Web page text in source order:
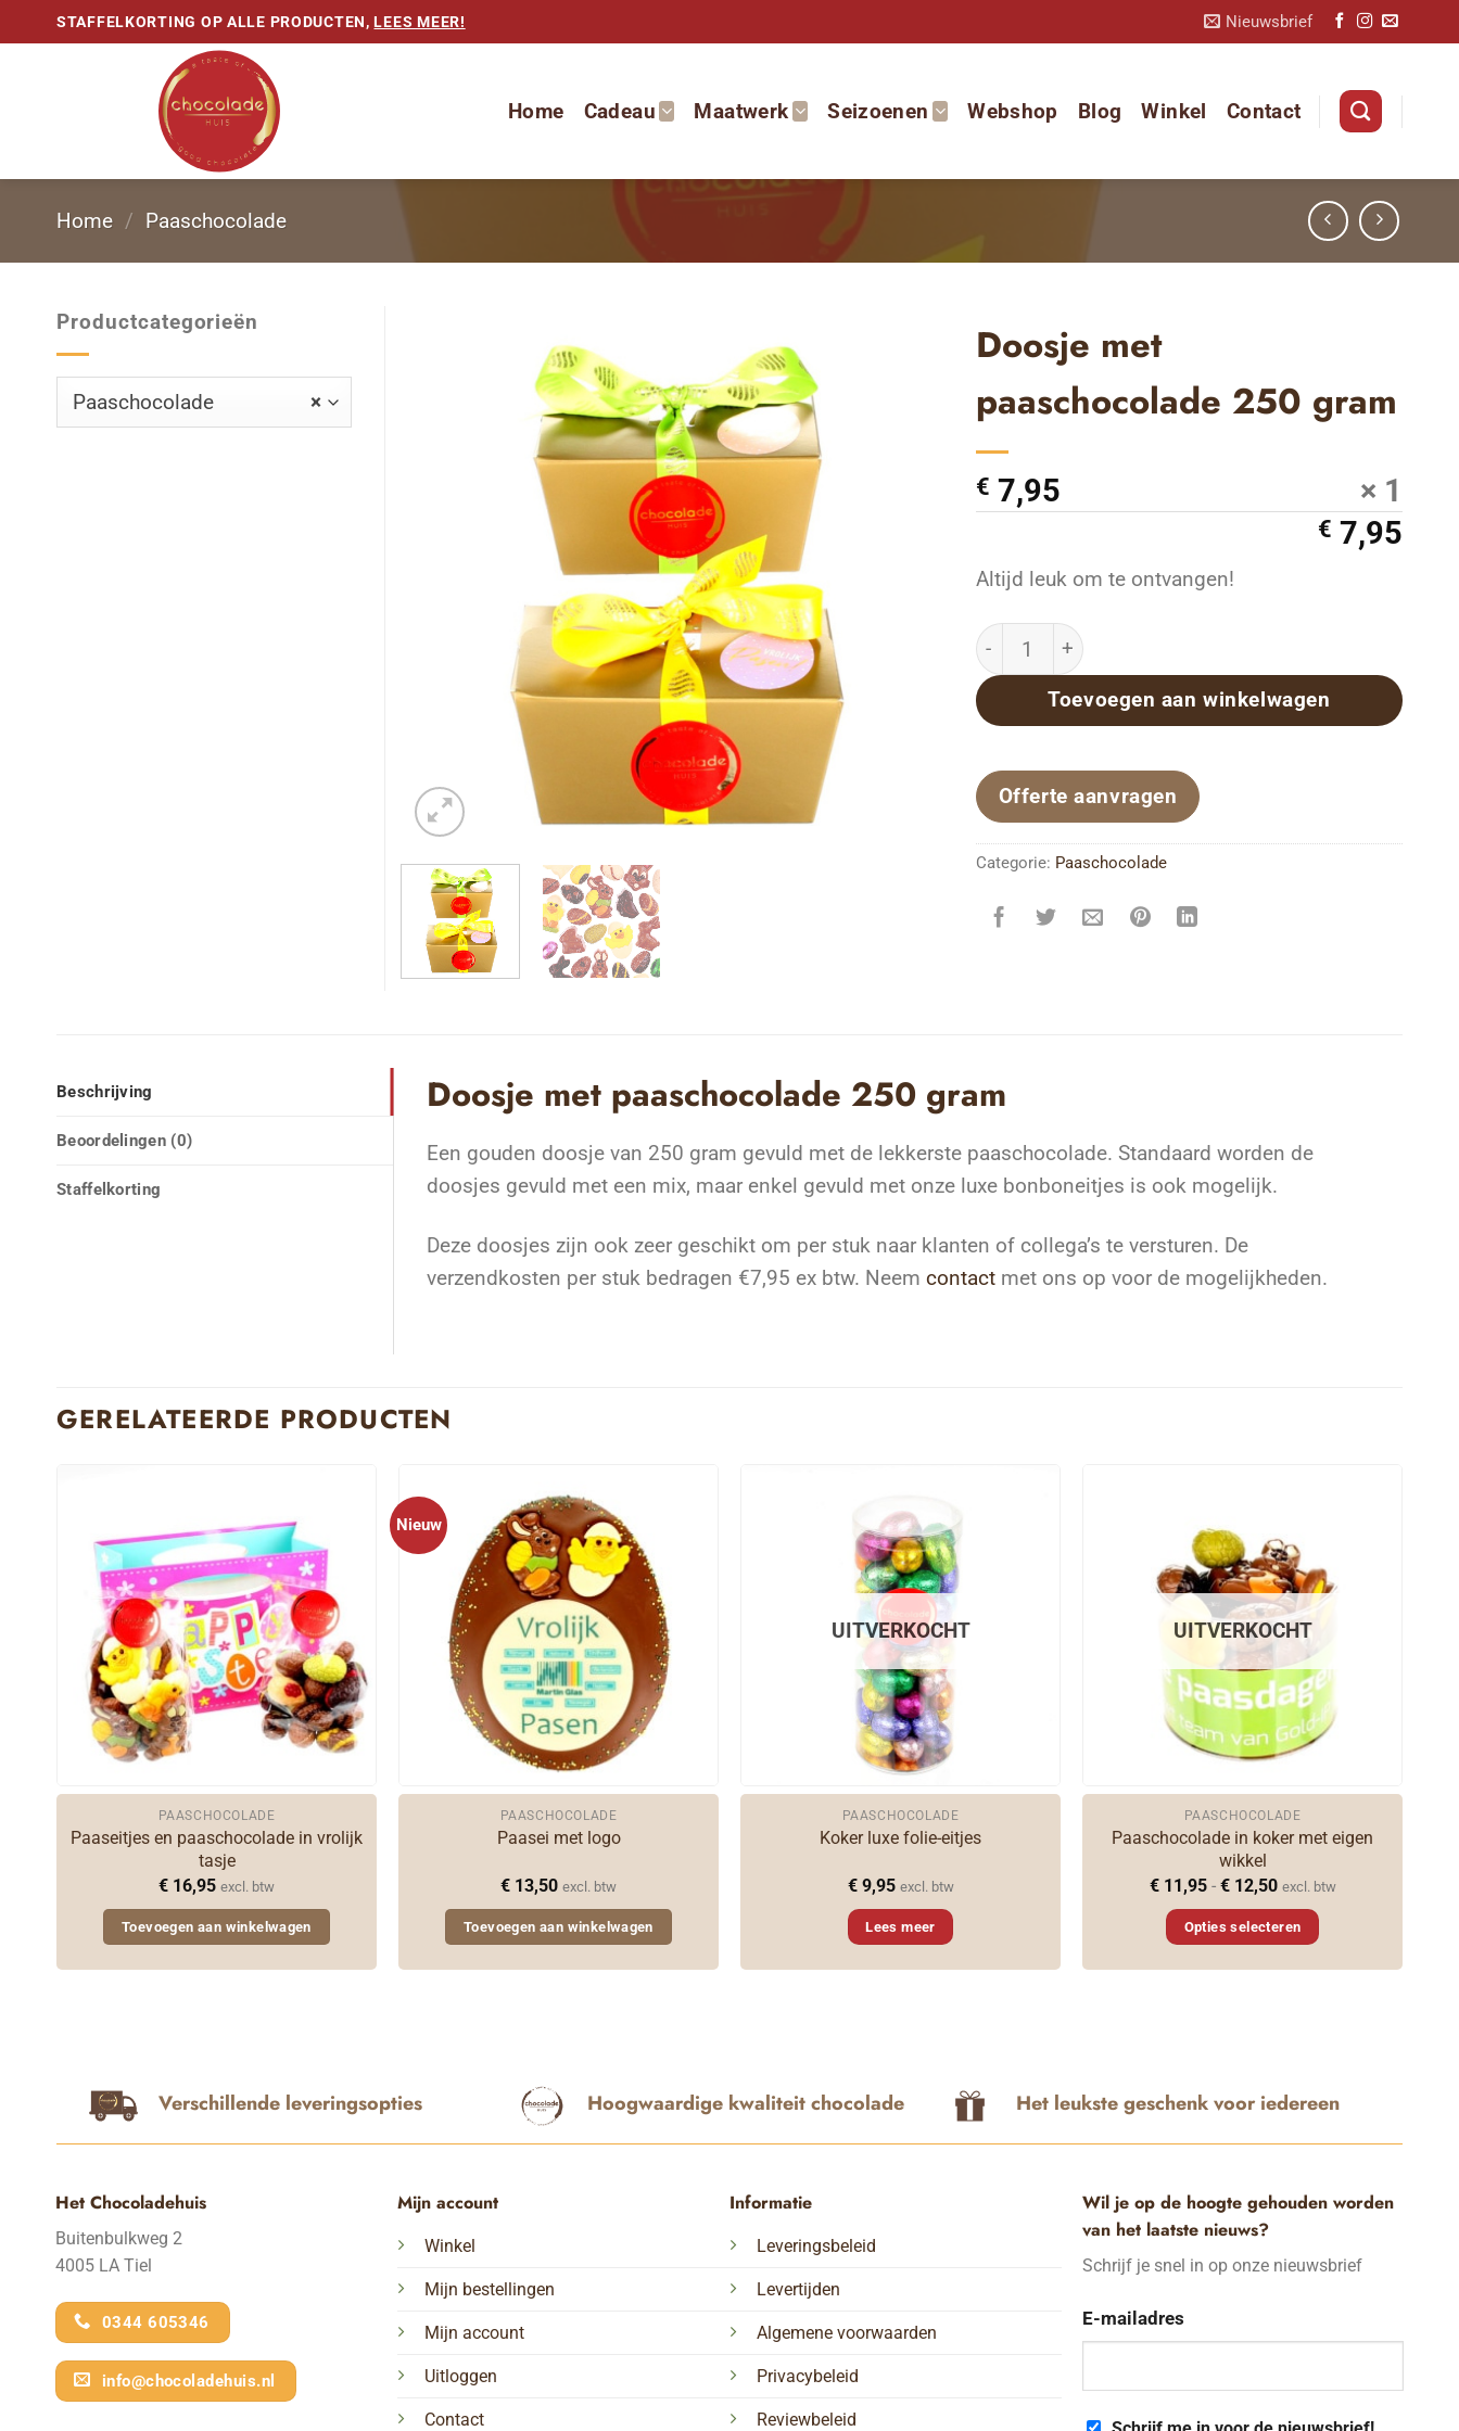
naar
STAFFELKORTING OP ALLE PRODUCTEN, LEES MEER! Nieuwsbrief
Home Cadeau Maatwerk Seizoenen Webshop Blog Winkel Contact
Home / Paaschocolade
Doosje met
paaschocolade 250 gram
€ 7,95 × 1
€ 7,95
Altijd leuk om te ontvangen!
Doosje met paaschocolade 250 gram aantal
Toevoegen aan winkelwagen
Offerte aanvragen
Categorie: Paaschocolade
Productcategorieën
×
Paaschocolade
Beschrijving
Beoordelingen (0)
Staffelkorting
Doosje met paaschocolade 250 gram
Een gouden doosje van 250 gram gevuld met de lekkerste paaschocolade. Standaard worden de
doosjes gevuld met een mix, maar enkel gevuld met onze luxe bonboneitjes is ook mogelijk.
Deze doosjes zijn ook zeer geschikt om per stuk naar klanten of collega’s te versturen. De
verzendkosten per stuk bedragen €7,95 ex btw. Neem contact met ons op voor de mogelijkheden.
GERELATEERDE PRODUCTEN
PAASCHOCOLADE
Paaseitjes en paaschocolade in vrolijk
tasje
€ 16,95 excl. btw
Toevoegen aan winkelwagen
Nieuw
PAASCHOCOLADE
Paasei met logo
€ 13,50 excl. btw
Toevoegen aan winkelwagen
UITVERKOCHT
PAASCHOCOLADE
Koker luxe folie-eitjes
€9,95 excl. btw
Lees meer
UITVERKOCHT
PAASCHOCOLADE
Paaschocolade in koker met eigen
wikkel
€11,95 - €12,50Prijsklasse:
€ 12,50
excl. btw
Opties selecteren
Deze
worden
op
de
Verschillende leveringsopties Hoogwaardige kwaliteit chocolade Het leukste geschenk voor iedereen
Het Chocoladehuis
Buitenbulkweg 2
4005 LA Tiel
0344 605346
info@chocoladehuis.nl
Mijn account
Winkel
Mijn bestellingen
Mijn account
Uitloggen
Contact
Informatie
Leveringsbeleid
Levertijden
Algemene voorwaarden
Privacybeleid
Reviewbeleid
Wil je op de hoogte gehouden worden
van het laatste nieuws?
Schrijf je snel in op onze nieuwsbrief
E-mailadres